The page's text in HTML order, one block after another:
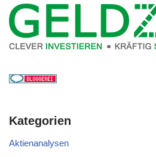
Kategorien
Aktienanalysen